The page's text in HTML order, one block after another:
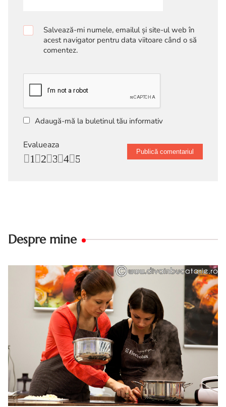
Salvează-mi numele, emailul și site-ul web în
acest navigator pentru data viitoare când o să
comentez.
Adaugă-mă la buletinul tău informativ
Evalueaza
5
4
3
2
1
Despre mine